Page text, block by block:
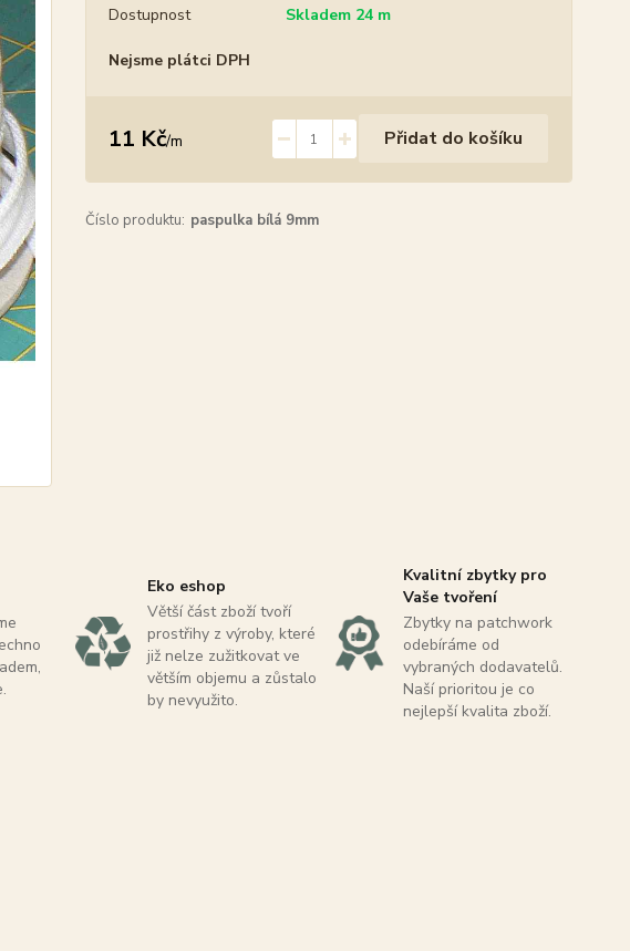
Dostupnost Skladem 24 m
Nejsme plátci DPH
11 Kč/m Přidat do košíku
Číslo produktu: paspulka bílá 9mm
Eko eshop
Větší část zboží tvoří
prostřihy z výroby, které
již nelze zužitkovat ve
větším objemu a zůstalo
by nevyužito.
Kvalitní zbytky pro
Vaše tvoření
Zbytky na patchwork
odebíráme od
vybraných dodavatelů.
Naší prioritou je co
nejlepší kvalita zboží.